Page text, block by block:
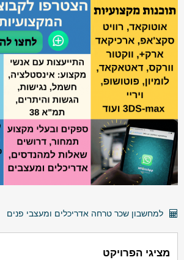
למחשבון שכר טרחה אדריכלים ומעצבי פנים
מציגי הפרויקט